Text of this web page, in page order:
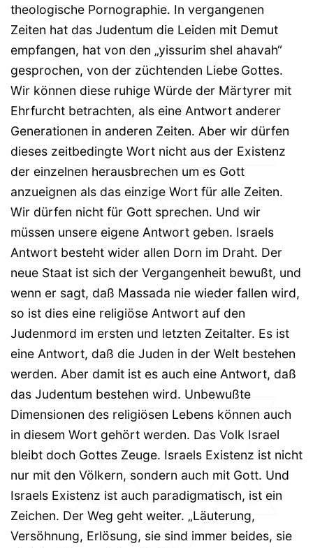
theologische Pornographie. In vergangenen
Zeiten hat das Judentum die Leiden mit Demut
empfangen, hat von den „yissurim shel ahavah“
gesprochen, von der züchtenden Liebe Gottes.
Wir können diese ruhige Würde der Märtyrer mit
Ehrfurcht betrachten, als eine Antwort anderer
Generationen in anderen Zeiten. Aber wir dürfen
dieses zeitbedingte Wort nicht aus der Existenz
der einzelnen herausbrechen um es Gott
anzueignen als das einzige Wort für alle Zeiten.
Wir dürfen nicht für Gott sprechen. Und wir
müssen unsere eigene Antwort geben. Israels
Antwort besteht wider allen Dorn im Draht. Der
neue Staat ist sich der Vergangenheit bewußt, und
wenn er sagt, daß Massada nie wieder fallen wird,
so ist dies eine religiöse Antwort auf den
Judenmord im ersten und letzten Zeitalter. Es ist
eine Antwort, daß die Juden in der Welt bestehen
werden. Aber damit ist es auch eine Antwort, daß
das Judentum bestehen wird. Unbewußte
Dimensionen des religiösen Lebens können auch
in diesem Wort gehört werden. Das Volk Israel
bleibt doch Gottes Zeuge. Israels Existenz ist nicht
nur mit den Völkern, sondern auch mit Gott. Und
Israels Existenz ist auch paradigmatisch, ist ein
Zeichen. Der Weg geht weiter. „Läuterung,
Versöhnung, Erlösung, sie sind immer beides, sie